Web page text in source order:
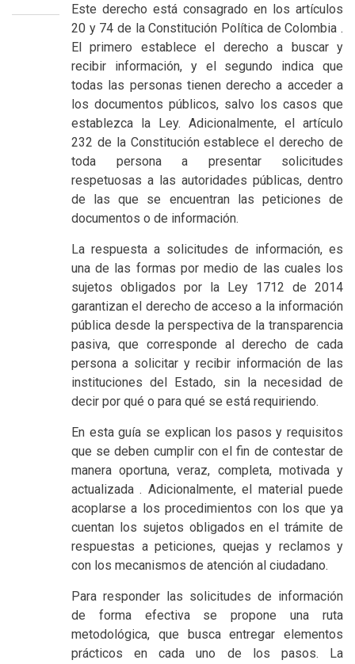
Este derecho está consagrado en los artículos
20 y 74 de la Constitución Política de Colombia .
El primero establece el derecho a buscar y
recibir información, y el segundo indica que
todas las personas tienen derecho a acceder a
los documentos públicos, salvo los casos que
establezca la Ley. Adicionalmente, el artículo
232 de la Constitución establece el derecho de
toda persona a presentar solicitudes
respetuosas a las autoridades públicas, dentro
de las que se encuentran las peticiones de
documentos o de información.
La respuesta a solicitudes de información, es
una de las formas por medio de las cuales los
sujetos obligados por la Ley 1712 de 2014
garantizan el derecho de acceso a la información
pública desde la perspectiva de la transparencia
pasiva, que corresponde al derecho de cada
persona a solicitar y recibir información de las
instituciones del Estado, sin la necesidad de
decir por qué o para qué se está requiriendo.
En esta guía se explican los pasos y requisitos
que se deben cumplir con el fin de contestar de
manera oportuna, veraz, completa, motivada y
actualizada . Adicionalmente, el material puede
acoplarse a los procedimientos con los que ya
cuentan los sujetos obligados en el trámite de
respuestas a peticiones, quejas y reclamos y
con los mecanismos de atención al ciudadano.
Para responder las solicitudes de información
de forma efectiva se propone una ruta
metodológica, que busca entregar elementos
prácticos en cada uno de los pasos. La